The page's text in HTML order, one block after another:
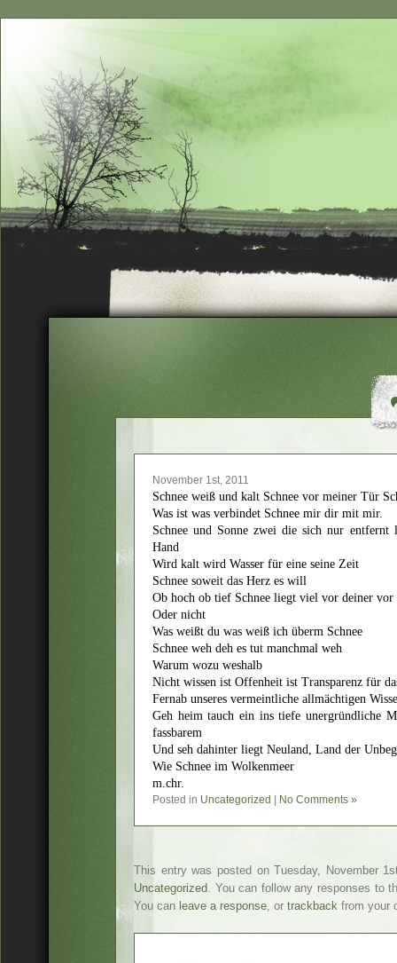
November 1st, 2011
Schnee weiß und kalt Schnee vor meiner Tür
Was ist was verbindet Schnee mir dir mit mir.
Schnee und Sonne zwei die sich nur entfernt
Hand
Wird kalt wird Wasser für eine seine Zeit
Schnee soweit das Herz es will
Ob hoch ob tief Schnee liegt viel vor deiner
Oder nicht
Was weißt du was weiß ich überm Schnee
Schnee weh deh es tut manchmal weh
Warum wozu weshalb
Nicht wissen ist Offenheit ist Transparenz für
Fernab unseres vermeintliche allmächtigen
Geh heim tauch ein ins tiefe unergründliche
fassbarem
Und seh dahinter liegt Neuland, Land der
Wie Schnee im Wolkenmeer
m.chr.
Posted in Uncategorized No Comments »
This entry was posted on Tuesday, November
Uncategorized. You can follow any responses to
You can leave a response, or trackback from your